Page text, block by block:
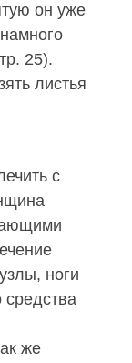
он уже
25).
листья
с
ноги
же